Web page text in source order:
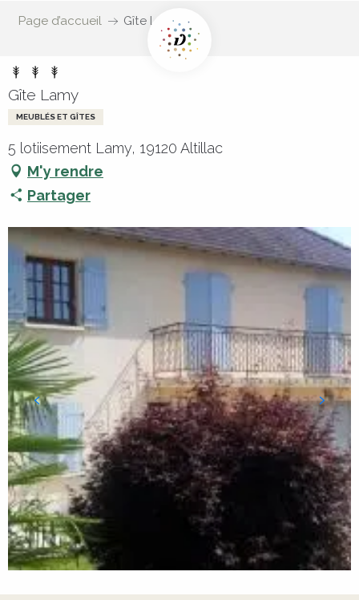
Page d’accueil Gîte Lamy
Gîte Lamy
MEUBLÉS ET GÎTES
5 lotiisement Lamy, 19120 Altillac
M'y rendre
Partager